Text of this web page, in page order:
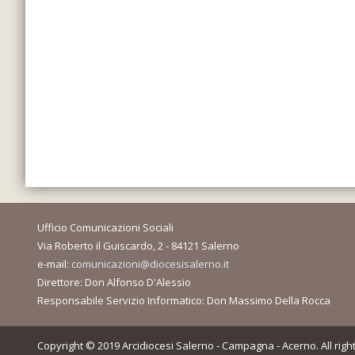
Ufficio Comunicazioni Sociali
Via Roberto il Guiscardo, 2 - 84121 Salerno
e-mail: comunicazioni@diocesisalerno.it
Direttore: Don Alfonso D'Alessio
Responsabile Servizio Informatico: Don Massimo Della Rocca
Copyright © 2019 Arcidiocesi Salerno - Campagna - Acerno. All